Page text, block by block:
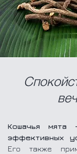
Кошачья
эффективных
Его также